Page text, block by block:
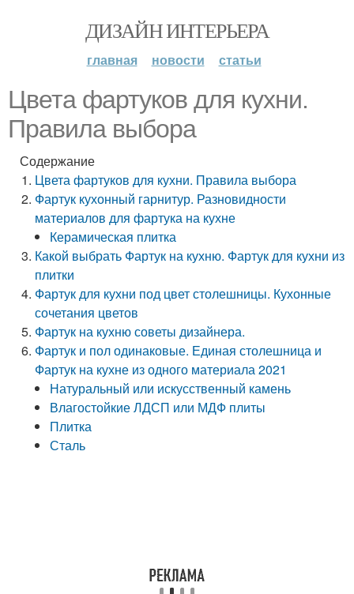
ДИЗАЙН ИНТЕРЬЕРА
главная новости статьи
Цвета фартуков для кухни.
Правила выбора
Содержание
Цвета фартуков для кухни. Правила выбора
Фартук кухонный гарнитур. Разновидности
материалов для фартука на кухне
Керамическая плитка
Какой выбрать Фартук на кухню. Фартук для кухни из
плитки
Фартук для кухни под цвет столешницы. Кухонные
сочетания цветов
Фартук на кухню советы дизайнера.
Фартук и пол одинаковые. Единая столешница и
Фартук на кухне из одного материала 2021
Натуральный или искусственный камень
Влагостойкие ЛДСП или МДФ плиты
Плитка
Сталь